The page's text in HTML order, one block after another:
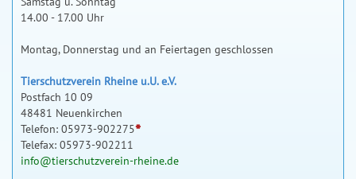
14.00 - 17.00 Uhr
Montag, Donnerstag und an Feiertagen geschlossen
Tierschutzverein Rheine u.U. e.V.
Postfach 10 09
48481 Neuenkirchen
Telefon: 05973-902275*
Telefax: 05973-902211
info@tierschutzverein-rheine.de